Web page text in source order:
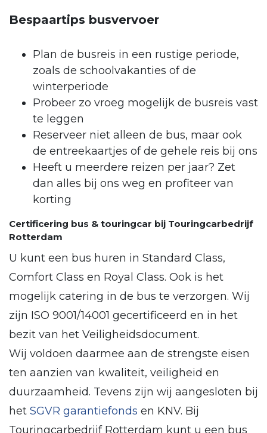
Bespaartips busvervoer
Plan de busreis in een rustige periode,
zoals de schoolvakanties of de
winterperiode
Probeer zo vroeg mogelijk de busreis vast
te leggen
Reserveer niet alleen de bus, maar ook
de entreekaartjes of de gehele reis bij ons
Heeft u meerdere reizen per jaar? Zet
dan alles bij ons weg en profiteer van
korting
Certificering bus & touringcar bij Touringcarbedrijf
Rotterdam
U kunt een bus huren in Standard Class,
Comfort Class en Royal Class. Ook is het
mogelijk catering in de bus te verzorgen. Wij
zijn ISO 9001/14001 gecertificeerd en in het
bezit van het Veiligheidsdocument.
Wij voldoen daarmee aan de strengste eisen
ten aanzien van kwaliteit, veiligheid en
duurzaamheid. Tevens zijn wij aangesloten bij
het SGVR garantiefonds en KNV. Bij
Touringcarbedrijf Rotterdam kunt u een bus